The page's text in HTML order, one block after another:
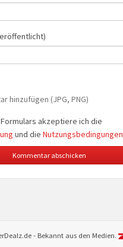
hinzufügen (JPG, PNG)
akzeptiere ich die
und die Nutzungsbedingungen
- Bekannt aus den Medien.